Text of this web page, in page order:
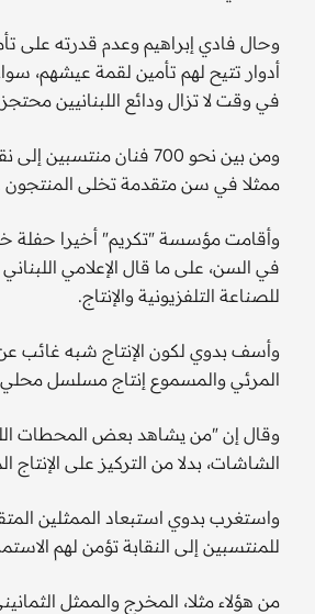
وحال فادي إبراهيم وعدم قدرته على
أدوار تتيح لهم تأمين لقمة عيشهم،
في وقت لا تزال ودائع اللبنانيين
ممثلا في سن متقدمة تخلى المنتجون
في السن، على ما قال الإعلامي
للصناعة التلفزيونية والإنتاج.
وأسف بدوي لكون الإنتاج شبه غائب عن
المرئي والمسموع إنتاج مسلسل
وقال إن "من يشاهد بعض المحطات
الشاشات، بدلا من التركيز على الإنتاج
واستغرب بدوي استبعاد الممثلين
للمنتسبين إلى النقابة تؤمن لهم
من هؤلاء مثلا، المخرج والممثل